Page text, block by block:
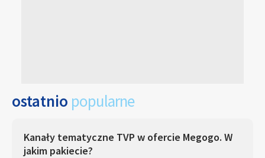
ostatnio popularne
Kanały tematyczne TVP w ofercie Megogo. W
jakim pakiecie?